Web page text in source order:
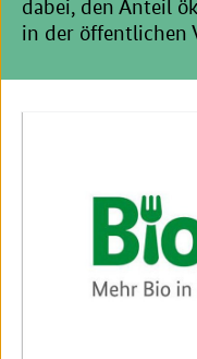
dabei, den Anteil
in der öffentlichen